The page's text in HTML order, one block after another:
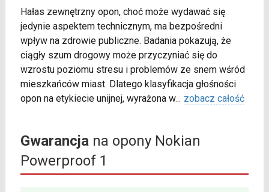
Hałas zewnętrzny opon, choć może wydawać się
jedynie aspektem technicznym, ma bezpośredni
wpływ na zdrowie publiczne. Badania pokazują, że
ciągły szum drogowy może przyczyniać się do
wzrostu poziomu stresu i problemów ze snem wśród
mieszkańców miast. Dlatego klasyfikacja głośności
opon na etykiecie unijnej, wyrażona w... zobacz całość
Gwarancjana opony Nokian
Powerproof 1